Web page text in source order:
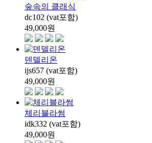
숲속의 클래식
dc102 (vat포함)
49,000원
덴델리온
ijs657 (vat포함)
49,000원
체리블라썸
idk332 (vat포함)
49,000원